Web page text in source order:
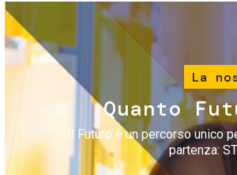
La
Quanto
Il Futuro è un percorso unico
partenza: